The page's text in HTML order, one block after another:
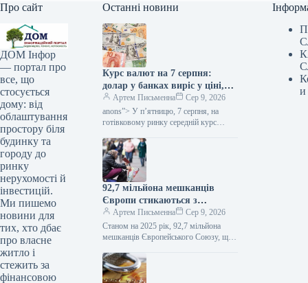
Про сайт
ДОМ Інфор
— портал про
все, що
стосується
дому: від
облаштування
простору біля
будинку та
городу до
ринку
нерухомості й
інвестицій.
Ми пишемо
новини для
тих, хто дбає
про власне
житло і
стежить за
фінансовою
Останні новини
Курс валют на 7 серпня:
долар у банках виріс у ціні,
євро здешевшало — Мінфін
Артем Письменна
Сер 9, 2026
anons”> У п’ятницю, 7 серпня, на
готівковому ринку середній курс
копійки в покупці та на…
92,7 мільйона мешканців
Європи стикаються з
постійною загрозою
зубожіння: дані статистики
ЄС від Мінфіну.
Артем Письменна
Сер 9, 2026
Станом на 2025 рік, 92,7 мільйона
мешканців Європейського Союзу, що
населення, опинилися під загрозою
злиднів або…
и